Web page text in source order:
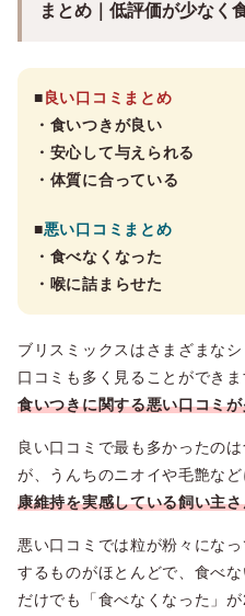
まとめ｜低評価が少なく
■良い口コミまとめ
・食いつきが良い
・安心して与えられる
・体質に合っている
■悪い口コミまとめ
・食べなくなった
・喉に詰まらせた
ブリスミックスはさまざまな
口コミも多く見ることができま
食いつきに関する悪い口コミ
良い口コミで最も多かったの
が、うんちのニオイや毛艶な
康維持を実感している飼い主
悪い口コミでは粒が粉々にな
するものがほとんどで、食べ
だけでも「食べなくなった」が